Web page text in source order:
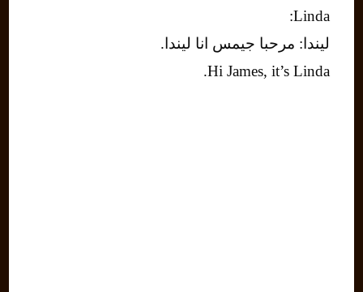
Linda:
ليندا: مرحبا جيمس انا ليندا.
Hi James, it’s Linda.